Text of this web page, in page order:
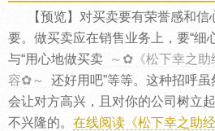
【预览】对买卖要有荣誉感和
要。做买卖应在销售业务上，要“细
与“用心地做买卖
～✿《松下幸之助
容✿～
还好用吧”等等。这种招呼
会让对方高兴，且对你的公司树立
不兴隆的。 在线阅读《松下幸之助